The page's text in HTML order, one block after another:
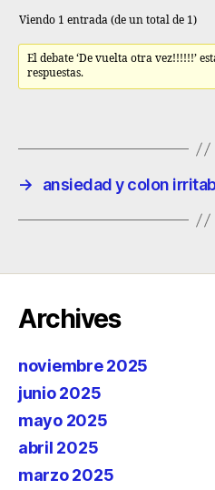
Viendo 1 entrada (de un total de 1)
El debate ‘De vuelta otra vez!!!!!!’
respuestas.
→ ansiedad y colon
Archives
noviembre 2025
junio 2025
mayo 2025
abril 2025
marzo 2025